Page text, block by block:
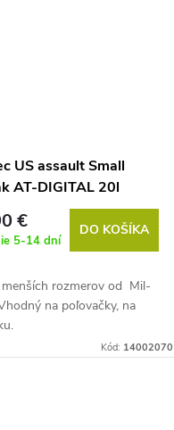
US assault Small
AT-DIGITAL 20l
€
5-14 dní
DO KOŠÍKA
rozmerov od Mil-
na poľovačky, na
Kód: 14002070